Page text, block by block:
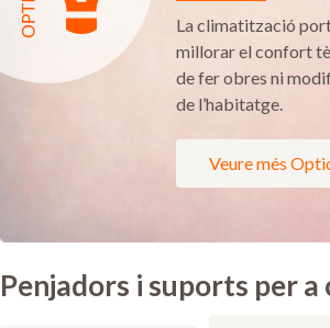
La climatització
millorar el confort
de fer obres ni
de l’habitatge.
Veure més
Penjadors i suports per a